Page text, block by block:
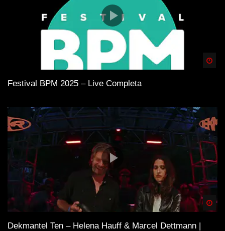
Festival BPM 2025 – Live Completa
Dekmantel Ten – Helena Hauff & Marcel Dettmann |